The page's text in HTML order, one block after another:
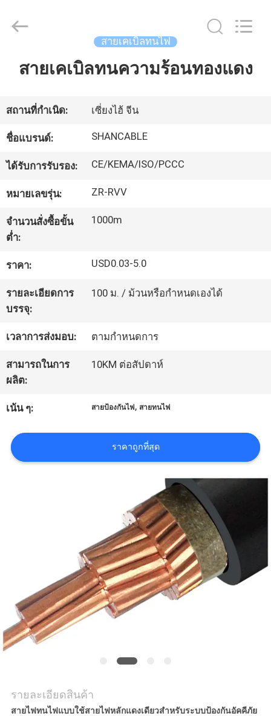
บ้าน
ผลิตภัณฑ์
วิดีโอ
VR
เกี่ยว
กับ
เรา
ทัวร์
โรงงาน
ควบคุม
ข่าว
BLOG
อ้าง
Shenghua
Cable
สายเคเบิลทนไฟ
สายเคเบิลทนความร้อนทองแดง
สถานที่กำเนิด: เซี่ยงไฮ้ จีน
ชื่อแบรนด์: SHANCABLE
ได้รับการรับรอง: CE/KEMA/ISO/PCCC
หมายเลขรุ่น: ZR-RVV
จำนวนสั่งซื้อขั้น
ต่ำ:
1000m
ราคา: USD0.03-5.0
รายละเอียดการ
บรรจุ:
100 ม. / ม้วนหรือกำหนดเองได้
เวลาการส่งมอบ: ตามกำหนดการ
สามารถในการ
ผลิต:
10KM ต่อสัปดาห์
เน้น ๆ: สายป้องกันไฟ , สายทนไฟ
ราคาถูกที่สุด
รายละเอียดสินค้า
สายไฟทนไฟแบบใช้สายไฟหลักแดงเดียวสำหรับระบบป้องกันอัคคีภัย